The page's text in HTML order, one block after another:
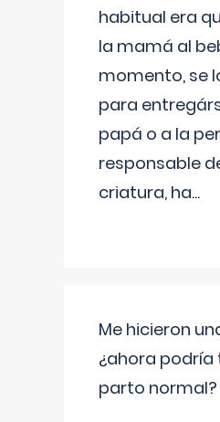
habitual era
la mamá al
momento, se
para
papá o a la
responsable
criatura, ha...
Me hicieron
¿ahora podría
parto normal?